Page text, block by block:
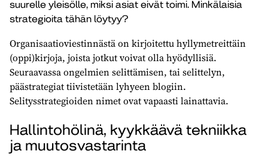
suurelle yleisölle, miksi asiat eivät toimi. Minkälaisia
strategioita tähän löytyy?
Organisaatioviestinnästä on kirjoitettu hyllymetreittäin
(oppi)kirjoja, joista jotkut voivat olla hyödyllisiä.
Seuraavassa ongelmien selittämisen, tai selittelyn,
päästrategiat tiivistetään lyhyeen blogiin.
Selitysstrategioiden nimet ovat vapaasti lainattavia.
Hallintohölinä, kyykkäävä tekniikka
ja muutosvastarinta